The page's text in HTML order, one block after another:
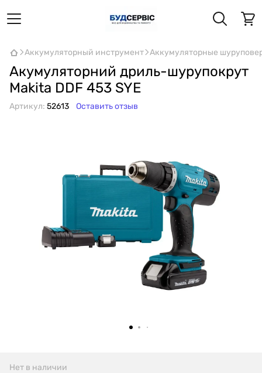
Аккумуляторный инструмент Аккумуляторные
Акумуляторний дриль-шурупокрут
Makita DDF 453 SYE
Артикул: 52613 Оставить отзыв
Нет в наличии